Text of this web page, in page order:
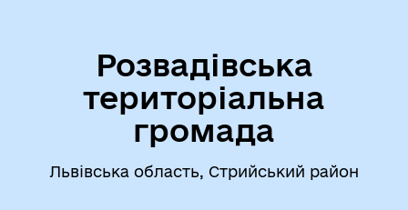
Розвадівська
територіальна
громада
Львівська область, Стрийський район